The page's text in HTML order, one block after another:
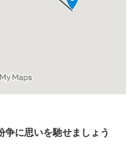
争に思いを馳せましょう